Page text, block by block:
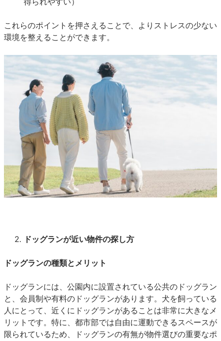
これらのポイントを押さえることで、よりストレスの少ない
環境を整えることができます。
ドッグランが近い物件の探し方
ドッグランの種類とメリット
ドッグランには、公園内に設置されている公共のドッグラン
と、会員制や有料のドッグランがあります。犬を飼っている
人にとって、近くにドッグランがあることは非常に大きなメ
リットです。特に、都市部では自由に運動できるスペースが
限られているため、ドッグランの有無が物件選びの重要なポ